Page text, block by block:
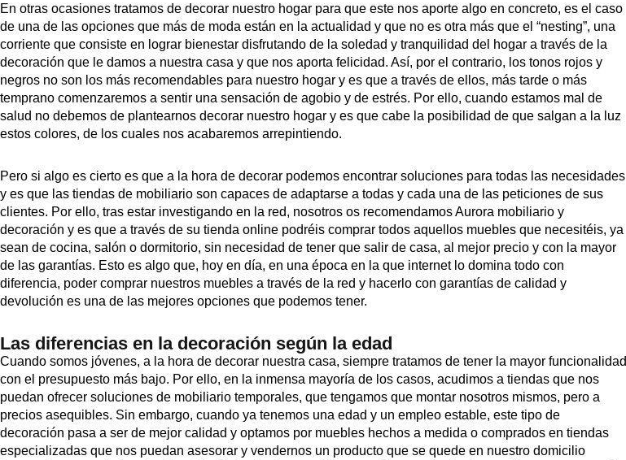
En otras ocasiones tratamos de decorar nuestro hogar para que este nos aporte algo en concreto, es el caso
de una de las opciones que más de moda están en la actualidad y que no es otra más que el “nesting”, una
corriente que consiste en lograr bienestar disfrutando de la soledad y tranquilidad del hogar a través de la
decoración que le damos a nuestra casa y que nos aporta felicidad. Así, por el contrario, los tonos rojos y
negros no son los más recomendables para nuestro hogar y es que a través de ellos, más tarde o más
temprano comenzaremos a sentir una sensación de agobio y de estrés. Por ello, cuando estamos mal de
salud no debemos de plantearnos decorar nuestro hogar y es que cabe la posibilidad de que salgan a la luz
estos colores, de los cuales nos acabaremos arrepintiendo.
Pero si algo es cierto es que a la hora de decorar podemos encontrar soluciones para todas las necesidades
y es que las tiendas de mobiliario son capaces de adaptarse a todas y cada una de las peticiones de sus
clientes. Por ello, tras estar investigando en la red, nosotros os recomendamos Aurora mobiliario y
decoración y es que a través de su tienda online podréis comprar todos aquellos muebles que necesitéis, ya
sean de cocina, salón o dormitorio, sin necesidad de tener que salir de casa, al mejor precio y con la mayor
de las garantías. Esto es algo que, hoy en día, en una época en la que internet lo domina todo con
diferencia, poder comprar nuestros muebles a través de la red y hacerlo con garantías de calidad y
devolución es una de las mejores opciones que podemos tener.
Las diferencias en la decoración según la edad
Cuando somos jóvenes, a la hora de decorar nuestra casa, siempre tratamos de tener la mayor funcionalidad
con el presupuesto más bajo. Por ello, en la inmensa mayoría de los casos, acudimos a tiendas que nos
puedan ofrecer soluciones de mobiliario temporales, que tengamos que montar nosotros mismos, pero a
precios asequibles. Sin embargo, cuando ya tenemos una edad y un empleo estable, este tipo de
decoración pasa a ser de mejor calidad y optamos por muebles hechos a medida o comprados en tiendas
especializadas que nos puedan asesorar y vendernos un producto que se quede en nuestro domicilio